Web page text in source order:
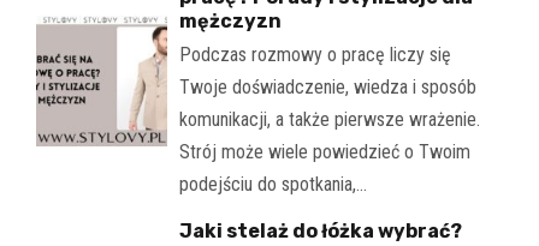
mężczyzn
Podczas rozmowy o pracę liczy się
Twoje doświadczenie, wiedza i sposób
komunikacji, a także pierwsze wrażenie.
Strój może wiele powiedzieć o Twoim
podejściu do spotkania,…
Jaki stelaż do łóżka wybrać?